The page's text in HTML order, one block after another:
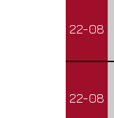
22-08
22-08